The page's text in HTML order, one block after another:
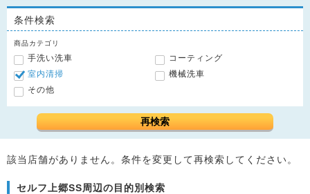
条件検索
商品カテゴリ
手洗い洗車
コーティング
室内清掃
機械洗車
その他
再検索
該当店舗がありません。条件を変更して再検索してください。
セルフ上郷SS周辺の目的別検索